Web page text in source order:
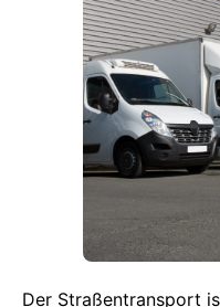
Der Straßentransport